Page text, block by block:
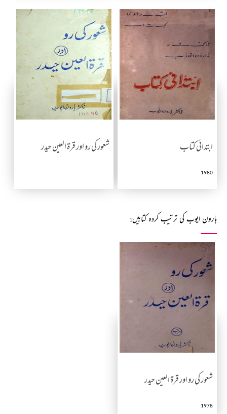
ابتدائی کتاب
1980
شعور کی رو اور قرۃ العین حیدر
ہارون ایوب کی ترتیب کردہ کتابیں1
شعور کی رو اور قرۃ العین حیدر
1978